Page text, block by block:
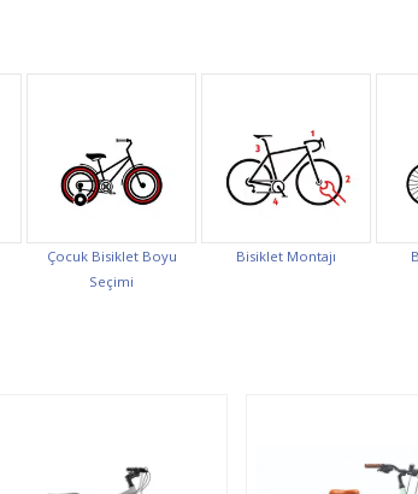
Çocuk Bisiklet Boyu
Seçimi
Bisiklet Montajı